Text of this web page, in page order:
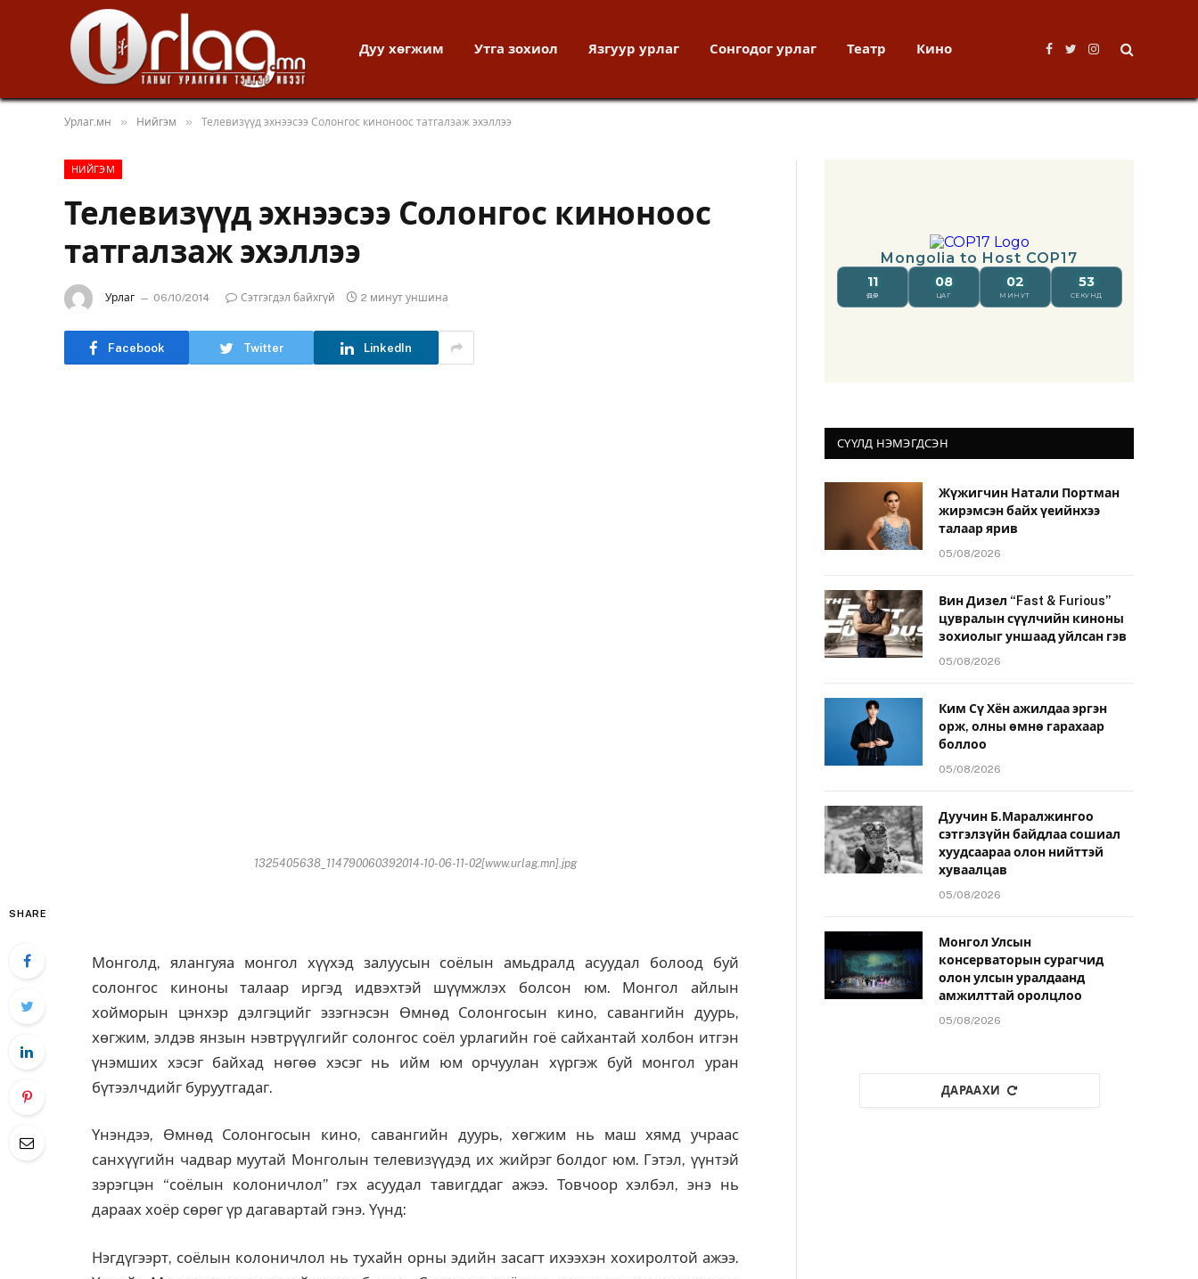
Дуу хөгжим Утга зохиол Язгуур урлаг Сонгодог урлаг Театр Кино
Facebook
TwitterInstagram
Урлаг.мн » Нийгэм » Телевизүүд эхнээсээ Солонгос киноноос татгалзаж эхэллээ
НИЙГЭМ
Телевизүүд эхнээсээ Солонгос киноноос
татгалзаж эхэллээ
Урлаг 06/10/2014 Сэтгэгдэл байхгүй 2 минут уншина
Facebook Twitter LinkedIn
1325405638_114790060392014-10-06-11-02[www.urlag.mn].jpg
SHARE
Монголд, ялангуяа монгол хүүхэд залуусын соёлын амьдралд асуудал болоод буй
солонгос киноны талаар иргэд идвэхтэй шүүмжлэх болсон юм. Монгол айлын
хойморын цэнхэр дэлгэцийг эзэгнэсэн Өмнөд Солонгосын кино, савангийн дуурь,
хөгжим, элдэв янзын нэвтрүүлгийг солонгос соёл урлагийн гоё сайхантай холбон итгэн
үнэмших хэсэг байхад нөгөө хэсэг нь ийм юм орчуулан хүргэж буй монгол уран
бүтээлчдийг буруутгадаг.
Үнэндээ, Өмнөд Солонгосын кино, савангийн дуурь, хөгжим нь маш хямд учраас
санхүүгийн чадвар муутай Монголын телевизүүдэд их жийрэг болдог юм. Гэтэл, үүнтэй
зэрэгцэн “соёлын колоничлол” гэх асуудал тавигддаг ажээ. Товчоор хэлбэл, энэ нь
дараах хоёр сөрөг үр дагавартай гэнэ. Үүнд:
Нэгдүгээрт, соёлын колоничлол нь тухайн орны эдийн засагт ихээхэн хохиролтой ажээ.
СҮҮЛД НЭМЭГДСЭН
Жүжигчин Натали Портман
жирэмсэн байх үеийнхээ
талаар ярив
05/08/2026
Вин Дизел “Fast & Furious”
цувралын сүүлчийн киноны
зохиолыг уншаад уйлсан гэв
05/08/2026
Ким Сү Хён ажилдаа эргэн
орж, олны өмнө гарахаар
боллоо
05/08/2026
Дуучин Б.Маралжингоо
сэтгэлзүйн байдлаа сошиал
хуудсаараа олон нийттэй
хуваалцав
05/08/2026
Монгол Улсын
консерваторын сурагчид
олон улсын уралдаанд
амжилттай оролцлоо
05/08/2026
ДАРААХИ